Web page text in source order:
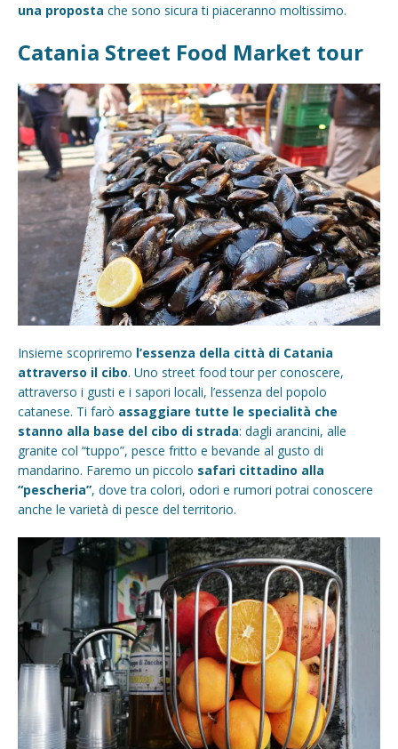
una proposta che sono sicura ti piaceranno moltissimo.
Catania Street Food Market tour
Insieme scopriremo l’essenza della città di Catania
attraverso il cibo. Uno street food tour per conoscere,
attraverso i gusti e i sapori locali, l’essenza del popolo
catanese. Ti farò assaggiare tutte le specialità che
stanno alla base del cibo di strada: dagli arancini, alle
granite col “tuppo”, pesce fritto e bevande al gusto di
mandarino. Faremo un piccolo safari cittadino alla
“pescheria”, dove tra colori, odori e rumori potrai conoscere
anche le varietà di pesce del territorio.